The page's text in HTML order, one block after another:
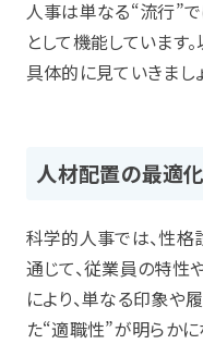
人事は単なる“流行”
として機能しています
具体的に見ていきましょ
人材配置の最適化
科学的人事では、性格
通じて、従業員の特性
により、単なる印象や
た“適職性”が明らか